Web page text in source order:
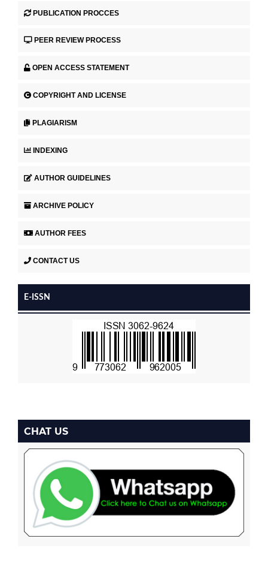
PUBLICATION PROCCES
PEER REVIEW PROCESS
OPEN ACCESS STATEMENT
COPYRIGHT AND LICENSE
PLAGIARISM
INDEXING
AUTHOR GUIDELINES
ARCHIVE POLICY
AUTHOR FEES
CONTACT US
E-ISSN
CHAT US